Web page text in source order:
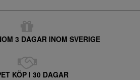
3 DAGAR INOM SVERIGE
KÖP I 30 DAGAR